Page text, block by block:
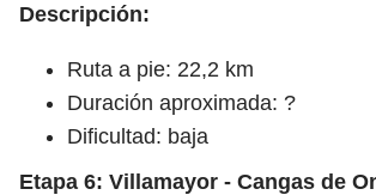
Descripción:
Ruta a pie: 22,2 km
Duración aproximada: ?
Dificultad: baja
Etapa 6: Villamayor - Cangas de